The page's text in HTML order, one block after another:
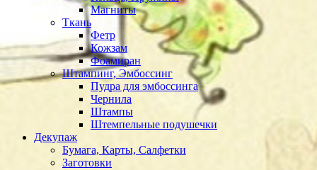
Магниты
Ткань
Фетр
Кожзам
Фоамиран
Штампинг, Эмбоссинг
Пудра для эмбоссинга
Чернила
Штампы
Штемпельные подушечки
Декупаж
Бумага, Карты, Салфетки
Заготовки